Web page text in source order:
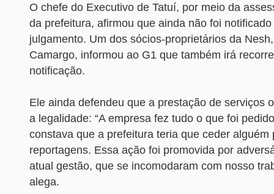
O chefe do Executivo de Tatuí, por meio da
da prefeitura, afirmou que ainda não foi
julgamento. Um dos sócios-proprietários da
Camargo, informou ao G1 que também irá
notificação.
Ele ainda defendeu que a prestação de serviços
a legalidade: “A empresa fez tudo o que foi
constava que a prefeitura teria que ceder alguém
reportagens. Essa ação foi promovida por
atual gestão, que se incomodaram com nosso
alega.